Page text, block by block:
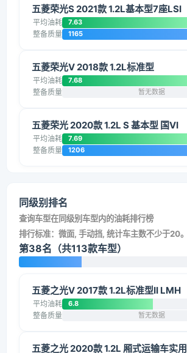
五菱荣光S 2021款 1.2L基本型7座LSI
平均油耗 7.63
整备质量 1165
五菱荣光V 2018款 1.2L标准型
平均油耗 7.68
整备质量 暂无数据
五菱荣光 2020款 1.2L S 基本型 国VI
平均油耗 7.69
整备质量 1206
同级别排名
查询车型在同级别车型内的油耗排行榜
排行标准：微面, 手动挡, 统计车主数不少于20。
第38名（共113款车型）
五菱之光V 2017款 1.2L标准型II LMH
平均油耗 6.8
整备质量 暂无数据
五菱之光 2020款 1.2L 厢式运输车实用